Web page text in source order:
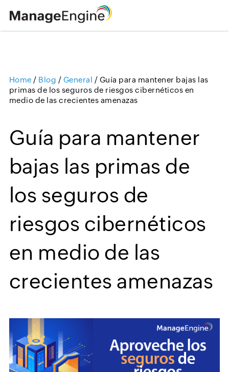
Home / Blog / General / Guía para mantener bajas las
primas de los seguros de riesgos cibernéticos en
medio de las crecientes amenazas
Guía para mantener
bajas las primas de
los seguros de
riesgos cibernéticos
en medio de las
crecientes amenazas
Loading ...